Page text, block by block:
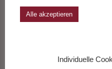
Zur Liste
Alle akzeptieren
Individuelle